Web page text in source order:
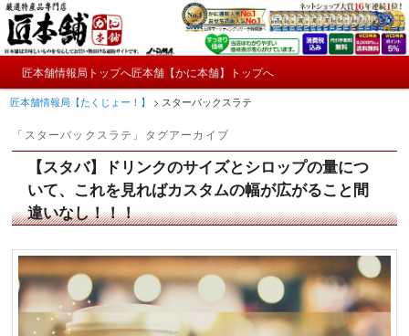
メ
イ
ン
ン
テ
サ
ブ
コ
テ
ン
匠本舗情報局【たくじょー！】
かにやおせちについてのおもしろ情報や興味深い記事をお届けします。
ン
メ
イ
ン
コ
ン
テ
ン
ツ
サ
ブ
コ
ン
テ
ン
ツ
へ
匠本舗情報局トップへ匠本舗【かに本舗】トップへ
匠本舗情報局【たくじょー！】 > スターバックスラテ
「 スターバックスラテ 」タグアーカイブ
【スタバ】ドリンクのサイズとシロップの量につ
いて、これを見ればカスタムの幅が広がること間
違いなし！！！